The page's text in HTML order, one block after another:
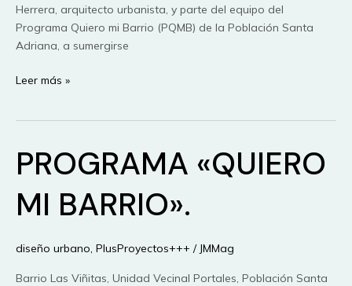
Herrera, arquitecto urbanista, y parte del equipo del
Programa Quiero mi Barrio (PQMB) de la Población Santa
Adriana, a sumergirse
EQUIPO
BARRIO»
POBLACIÓN
ADRIANA
Leer más »
PROGRAMA «QUIERO
MI BARRIO».
diseño urbano, PlusProyectos+++ / JMMag
Barrio Las Viñitas, Unidad Vecinal Portales, Población Santa